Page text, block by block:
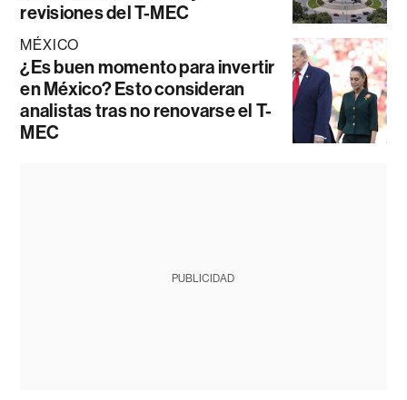
revisiones del T-MEC
MÉXICO
¿Es buen momento para invertir
en México? Esto consideran
analistas tras no renovarse el T-
MEC
PUBLICIDAD